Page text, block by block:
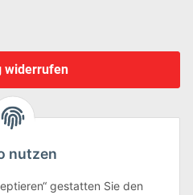
nutzen
gestatten Sie den
widerrufen